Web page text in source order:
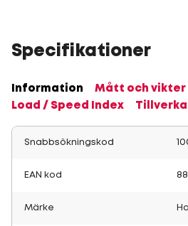
Specifikationer
Information
Mått och vikter
Load / Speed Index
Snabbsökningskod
EAN kod
Märke